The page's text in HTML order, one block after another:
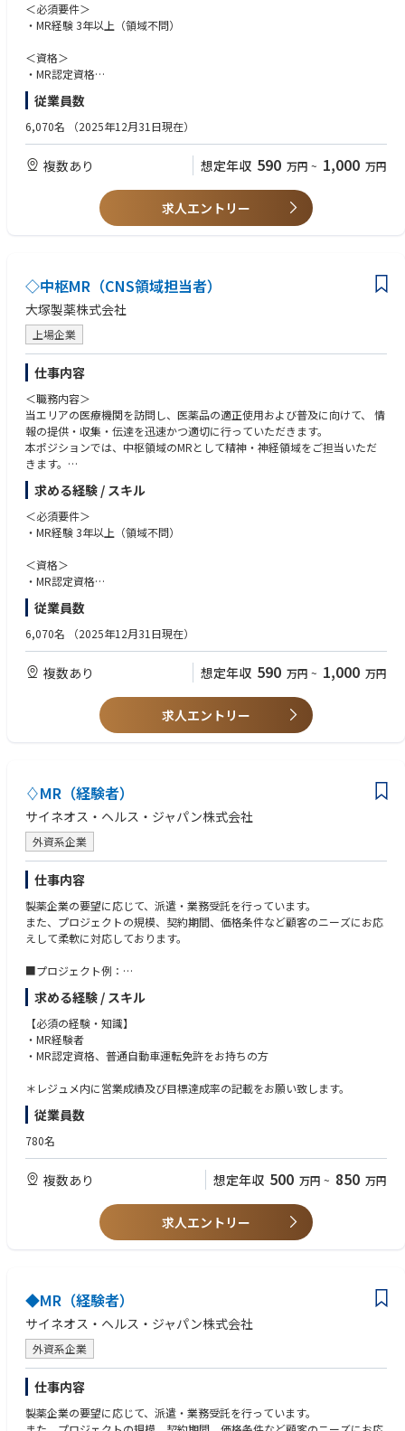
＜必須要件＞
・MR経験 3年以上（領域不問）
＜資格＞
・MR認定資格
・普通運転免許
＜歓迎要件＞
・社内外の関係部署と協調して連携、行動できるコミュニケーション能力
・周囲を巻き込みながら、業務を遂行できるリーダーシップ
＜マインド・人柄＞
・地域医療に貢献しようとする志のある方
従業員数
6,070名 （2025年12月31日現在）
複数あり 想定年収 590 万円 ~ 1,000 万円
求人エントリー
◇中枢MR（CNS領域担当者）
大塚製薬株式会社
上場企業
仕事内容
＜職務内容＞
当エリアの医療機関を訪問し、医薬品の適正使用および普及に向けて、 情
報の提供・収集・伝達を迅速かつ適切に行っていただきます。
本ポジションでは、中枢領域のMRとして精神・神経領域をご担当いただ
きます。
2024年以降は認知症領域にも関わり、担当先は精神科に加え、脳神経内科
や介護施設など、幅広い領域にわたります。
求める経験 / スキル
＜必須要件＞
・MR経験 3年以上（領域不問）
＜資格＞
・MR認定資格
・普通運転免許
＜歓迎要件＞
・社内外の関係部署と協調して連携、行動できるコミュニケーション能力
・周囲を巻き込みながら、業務を遂行できるリーダーシップ
＜マインド・人柄＞
・地域医療に貢献しようとする志のある方
従業員数
6,070名 （2025年12月31日現在）
複数あり 想定年収 590 万円 ~ 1,000 万円
求人エントリー
♢MR（経験者）
サイネオス・ヘルス・ジャパン株式会社
外資系企業
仕事内容
製薬企業の要望に応じて、派遣・業務受託を行っています。
また、プロジェクトの規模、契約期間、価格条件など顧客のニーズにお応
えして柔軟に対応しております。
■プロジェクト例：
・各疾患領域（糖尿病、循環器、消化器、オンコロジー、希少疾患など）
に網羅的に対応
・製品（新薬、長期収載品、ジェネリック医薬品）の対応
施設（DPC病院、大学病院、基幹病院、保険薬局本部／店舗、特約店な
ど）の対応
・成果報酬型（KPI設定による価格変動型）
力化、女性／シニア人材によるパートタイム型）
求める経験 / スキル
【必須の経験・知識】
・MR経験者
・MR認定資格、普通自動車運転免許をお持ちの方
＊レジュメ内に営業成績及び目標達成率の記載をお願い致します。
従業員数
780名
複数あり 想定年収 500 万円 ~ 850 万円
求人エントリー
◆MR（経験者）
サイネオス・ヘルス・ジャパン株式会社
外資系企業
仕事内容
製薬企業の要望に応じて、派遣・業務受託を行っています。